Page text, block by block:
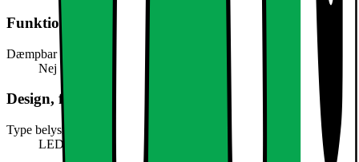
Funktioner
Dæmpbar
Nej
Design, form og placering
Type belysning
LED